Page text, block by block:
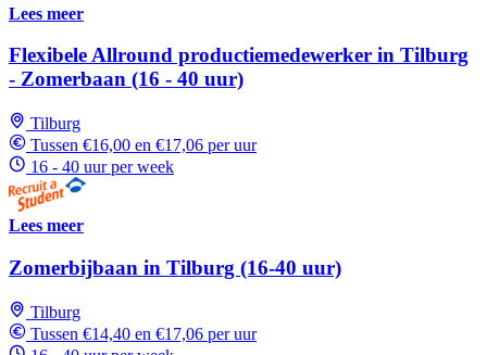
Lees meer
Flexibele Allround productiemedewerker in Tilburg
- Zomerbaan (16 - 40 uur)
Tilburg
Tussen €16,00 en €17,06 per uur
16 - 40 uur per week
Lees meer
Zomerbijbaan in Tilburg (16-40 uur)
Tilburg
Tussen €14,40 en €17,06 per uur